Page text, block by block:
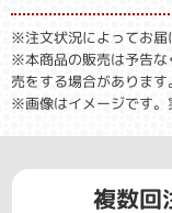
※注文状況によってお届
※本商品の販売は予告な
売をする場合があります。
※画像はイメージです。
複数回